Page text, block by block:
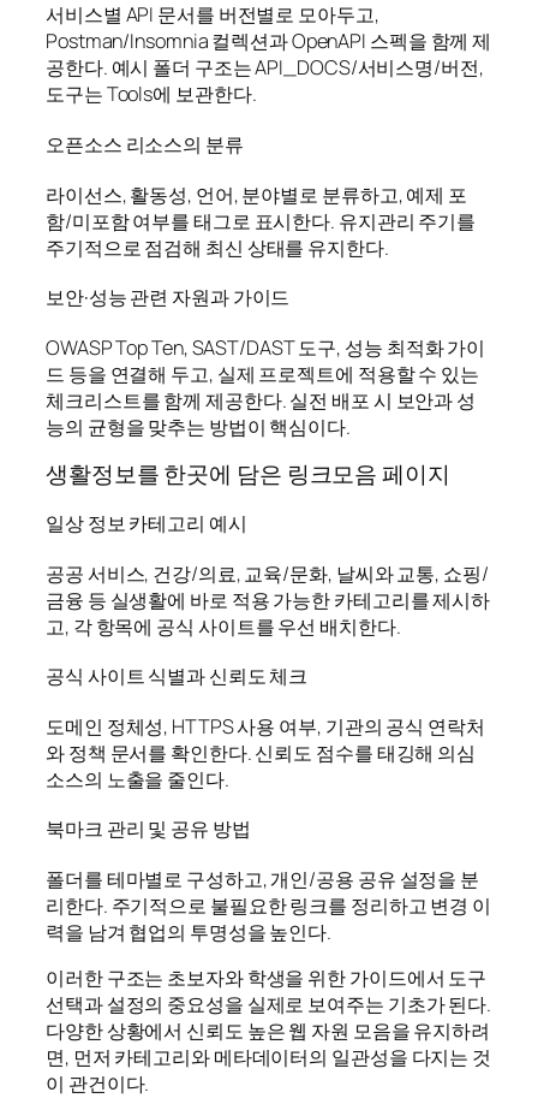
서비스별 API 문서를 버전별로 모아두고,
Postman/Insomnia 컬렉션과 OpenAPI 스펙을 함께 제
공한다. 예시 폴더 구조는 API_DOCS/서비스명/버전,
도구는 Tools에 보관한다.
오픈소스 리소스의 분류
라이선스, 활동성, 언어, 분야별로 분류하고, 예제 포
함/미포함 여부를 태그로 표시한다. 유지관리 주기를
주기적으로 점검해 최신 상태를 유지한다.
보안·성능 관련 자원과 가이드
OWASP Top Ten, SAST/DAST 도구, 성능 최적화 가이
드 등을 연결해 두고, 실제 프로젝트에 적용할 수 있는
체크리스트를 함께 제공한다. 실전 배포 시 보안과 성
능의 균형을 맞추는 방법이 핵심이다.
생활정보를 한곳에 담은 링크모음 페이지
일상 정보 카테고리 예시
공공 서비스, 건강/의료, 교육/문화, 날씨와 교통, 쇼핑/
금융 등 실생활에 바로 적용 가능한 카테고리를 제시하
고, 각 항목에 공식 사이트를 우선 배치한다.
공식 사이트 식별과 신뢰도 체크
도메인 정체성, HTTPS 사용 여부, 기관의 공식 연락처
와 정책 문서를 확인한다. 신뢰도 점수를 태깅해 의심
소스의 노출을 줄인다.
북마크 관리 및 공유 방법
폴더를 테마별로 구성하고, 개인/공용 공유 설정을 분
리한다. 주기적으로 불필요한 링크를 정리하고 변경 이
력을 남겨 협업의 투명성을 높인다.
이러한 구조는 초보자와 학생을 위한 가이드에서 도구
선택과 설정의 중요성을 실제로 보여주는 기초가 된다.
다양한 상황에서 신뢰도 높은 웹 자원 모음을 유지하려
면, 먼저 카테고리와 메타데이터의 일관성을 다지는 것
이 관건이다.